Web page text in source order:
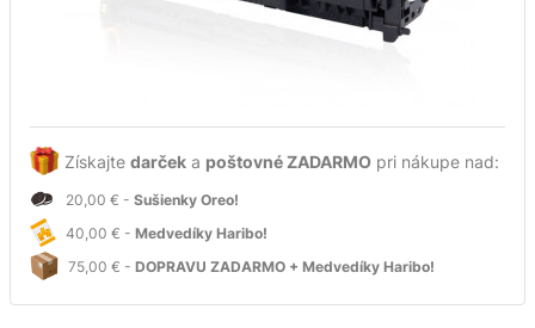
Získajte darček a poštovné ZADARMO pri nákupe nad:
20,00 € - Sušienky Oreo!
40,00 € - Medvedíky Haribo!
75,00 € - DOPRAVU ZADARMO + Medvedíky Haribo!